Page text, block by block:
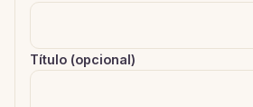
Título (opcional)